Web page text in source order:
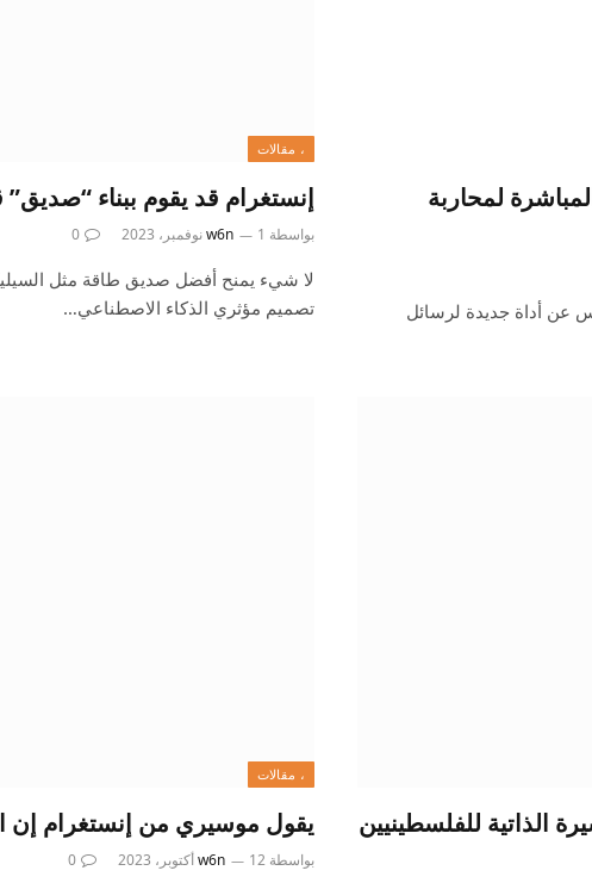
لمحاربة
عن أداة جديدة لرسائل
، مقالات
إنستغرام قد يقوم ببناء
بواسطة w6n 1 نوفمبر، 2023 0
تصميم مؤثري الذكاء الاصطناعي…
الذاتية للفلسطينيين
، مقالات
يقول موسيري من إنستغرام إن
بواسطة w6n 12 أكتوبر، 2023 0